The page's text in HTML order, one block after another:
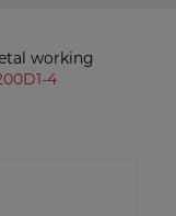
working
4